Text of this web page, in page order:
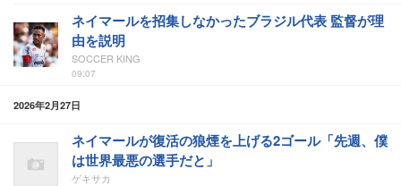
ネイマールを招集しなかったブラジル代表 監督が理
由を説明
SOCCER KING
09:07
2026年2月27日
ネイマールが復活の狼煙を上げる2ゴール「先週、僕
は世界最悪の選手だと」
ゲキサカ